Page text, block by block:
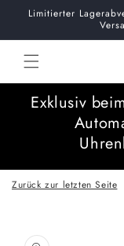
zum
Limitierter
Exklusiv
Zurück zur letzten Seite